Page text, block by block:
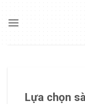
Skip
to
content
Lựa chọn